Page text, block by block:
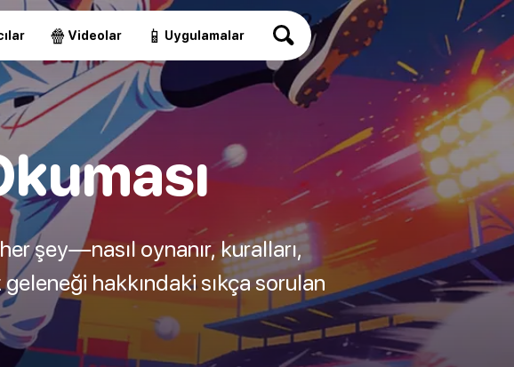
🍿 Videolar 📱 Uygulamalar
şey—nasıl oynanır, kuralları,
hakkındaki sıkça sorulan